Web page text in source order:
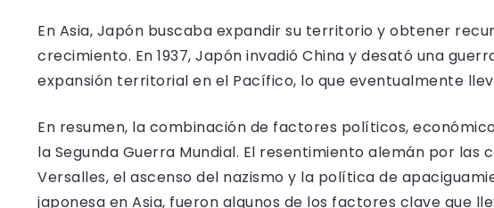
En Asia, Japón buscaba expandir su territorio y obtener
crecimiento. En 1937, Japón invadió China y desató una
expansión territorial en el Pacífico, lo que eventualmente
En resumen, la combinación de factores políticos,
la Segunda Guerra Mundial. El resentimiento alemán por
Versalles, el ascenso del nazismo y la política de
japonesa en Asia, fueron algunos de los factores clave que